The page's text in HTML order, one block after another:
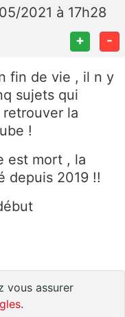
2021 à 17h28
+ -
fin de vie , il n y
sujets qui
la
!
est mort , la
depuis 2019 !!
vous assurer
.